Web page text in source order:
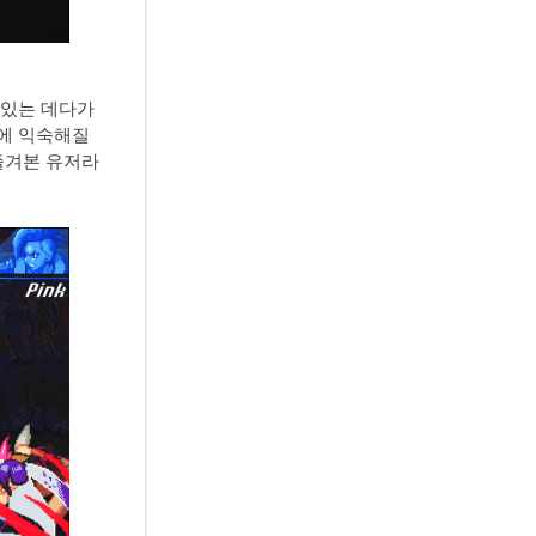
는 데다가
익숙해질
본 유저라